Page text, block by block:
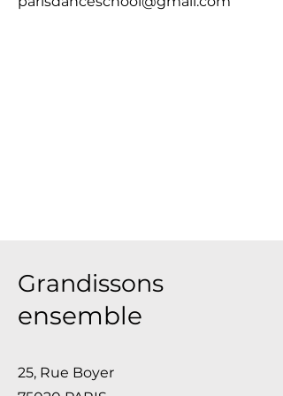
Grandissons
ensemble
25, Rue Boyer